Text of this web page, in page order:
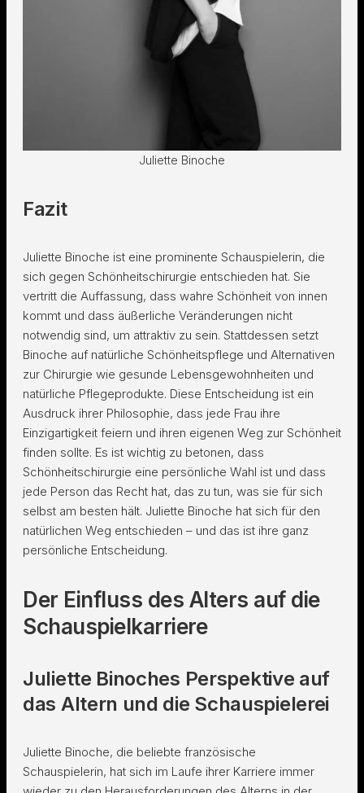
Juliette Binoche
Fazit
Juliette Binoche ist eine prominente Schauspielerin, die
sich gegen Schönheitschirurgie entschieden hat. Sie
vertritt die Auffassung, dass wahre Schönheit von innen
kommt und dass äußerliche Veränderungen nicht
notwendig sind, um attraktiv zu sein. Stattdessen setzt
Binoche auf natürliche Schönheitspflege und Alternativen
zur Chirurgie wie gesunde Lebensgewohnheiten und
natürliche Pflegeprodukte. Diese Entscheidung ist ein
Ausdruck ihrer Philosophie, dass jede Frau ihre
Einzigartigkeit feiern und ihren eigenen Weg zur Schönheit
finden sollte. Es ist wichtig zu betonen, dass
Schönheitschirurgie eine persönliche Wahl ist und dass
jede Person das Recht hat, das zu tun, was sie für sich
selbst am besten hält. Juliette Binoche hat sich für den
natürlichen Weg entschieden – und das ist ihre ganz
persönliche Entscheidung.
Der Einfluss des Alters auf die
Schauspielkarriere
Juliette Binoches Perspektive auf
das Altern und die Schauspielerei
Juliette Binoche, die beliebte französische
Schauspielerin, hat sich im Laufe ihrer Karriere immer